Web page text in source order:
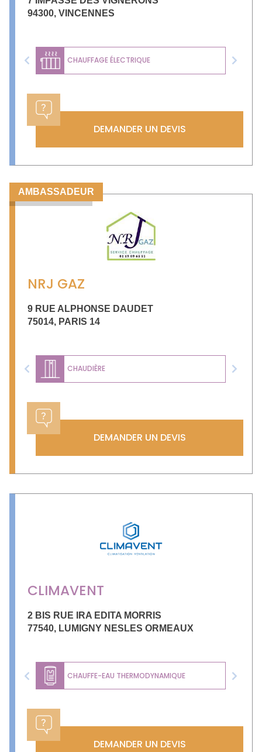
94300, VINCENNES
CHAUFFAGE ÉLECTRIQUE
Previous Next
DEMANDER UN DEVIS
AMBASSADEUR
NRJ GAZ
9 RUE ALPHONSE DAUDET
75014, PARIS 14
CHAUDIÈRE
Previous Next
DEMANDER UN DEVIS
CLIMAVENT
2 BIS RUE IRA EDITA MORRIS
77540, LUMIGNY NESLES ORMEAUX
CHAUFFE-EAU THERMODYNAMIQUE
Previous Next
DEMANDER UN DEVIS